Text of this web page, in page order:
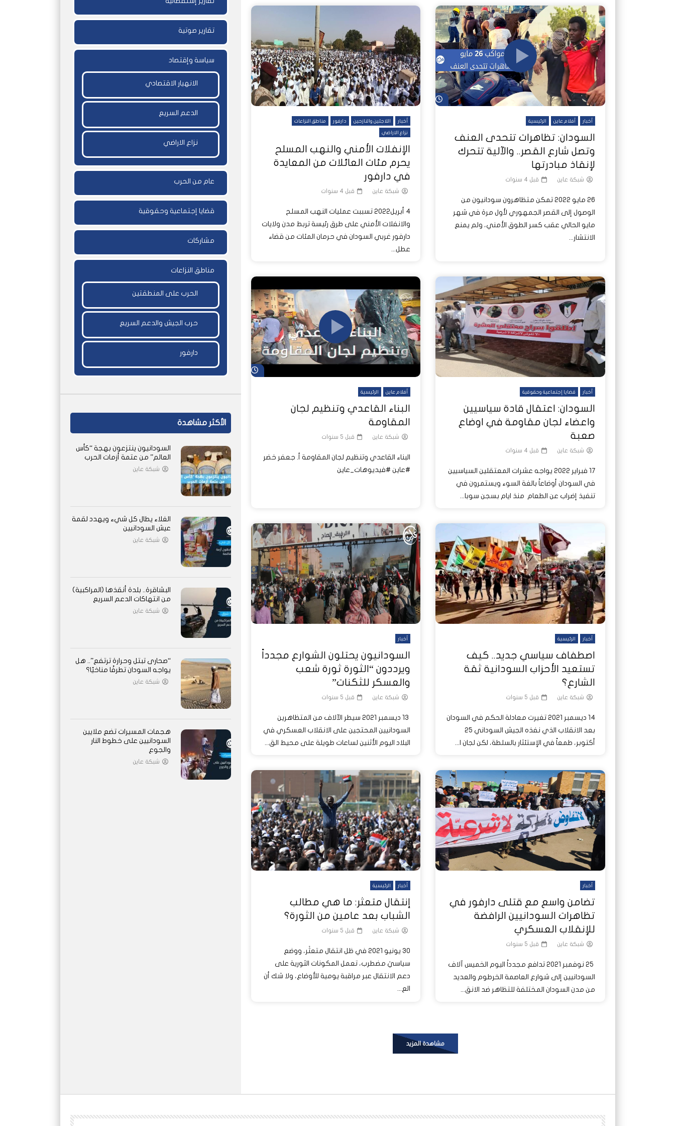
شاهد لاحقاً
أخبار أفلام عاين الرئيسية
السودان: تظاهرات تتحدى العنف
وتصل شارع القصر.. والآلية تتحرك
لإنقاذ مبادرتها
شبكة عاين قبل 4 سنوات
26 مايو 2022 تمكن متظاهرون سودانيون من
الوصول إلى القصر الجمهوري لأول مرة في شهر
مايو الحالي عقب كسر الطوق الأمني، ولم يمنع
الانتشار...
أخبار اللاجئين والنازحين دارفور مناطق النزاعات
نزاع الاراضي
الإنفلات الأمني والنهب المسلح
يحرم مئات العائلات من المعايدة
في دارفور
شبكة عاين قبل 4 سنوات
4 أبريل2022 تسببت عمليات النهب المسلح
والانفلات الأمني على طرق رئيسة تربط مدن ولايات
دارفور غربي السودان في حرمان المئات من قضاء
عطل...
أخبار قضايا إجتماعية وحقوقية
السودان: اعتقال قادة سياسيين
واعضاء لجان مقاومة في اوضاع
صعبة
شبكة عاين قبل 4 سنوات
17 فبراير 2022 يواجه عشرات المعتقلين السياسيين
في السودان أوضاعاً بالغة السوء ويستمرون في
تنفيذ إضراب عن الطعام منذ ايام بسجن سوبا...
أفلام عاين الرئيسية
البناء القاعدي وتنظيم لجان
المقاومة
شبكة عاين قبل 5 سنوات
البناء القاعدي وتنظيم لجان المقاومة أ. جعفر خضر
#عاين #فيديوهات_عاين
أخبار الرئيسية
اصطفاف سياسي جديد.. كيف
تستعيد الأحزاب السودانية ثقة
الشارع؟
شبكة عاين قبل 5 سنوات
14 ديسمبر 2021 تغيرت معادلة الحكم في السودان
بعد الانقلاب الذي نفذه الجيش السوداني 25
أكتوبر، طمعاً في الإستئثار بالسلطة، لكن لجان ا...
أخبار
السودانيون يحتلون الشوارع مجدداً
ويرددون “الثورة ثورة شعب
والعسكر للثكنات”
شبكة عاين قبل 5 سنوات
13 ديسمبر 2021 سيطر الآلاف من المتظاهرين
السودانيين المحتجين على الانقلاب العسكري في
البلاد اليوم الأثنين لساعات طويلة على محيط الق...
أخبار
تضامن واسع مع قتلى دارفور في
تظاهرات السودانيين الرافضة
للإنقلاب العسكري
شبكة عاين قبل 5 سنوات
25 نوفمبر 2021 تدافع مجدداً اليوم الخميس آلاف
السودانيين إلى شوارع العاصمة الخرطوم والعديد
من مدن السودان المختلفة للتظاهر ضد الانق...
أخبار الرئيسية
إنتقال متعثر: ما هي مطالب
الشباب بعد عامين من الثورة؟
شبكة عاين قبل 5 سنوات
30 يونيو 2021 في ظل انتقال متعثَر، ووضع
سياسيَ مضطرب، تعمل المكونات الثورية على
دعم الانتقال عبر مراقبة يومية للأوضاع، ولا شك أن
الع...
مشاهدة المزيد
تقارير صوتية
سياسة وإقتصاد
الانهيار الاقتصادي
الدعم السريع
نزاع الاراضي
عام من الحرب
قضايا إجتماعية وحقوقية
مشاركات
مناطق النزاعات
الحرب على المنطقتين
حرب الجيش والدعم السريع
دارفور
الأكثر مشاهدة
السودانيون ينتزعون بهجة “كأس
العالم” من عتمة أزمات الحرب
شبكة عاين
الغلاء يطال كل شيء ويهدد لقمة
عيش السودانيين
شبكة عاين
البشاقرة.. بلدة أنقذها (المراكبية)
من انتهاكات الدعم السريع
شبكة عاين
“صحارى تبتل وحرارة ترتفع”.. هل
يواجه السودان تطرفًا مناخيًا؟
شبكة عاين
هجمات المسيرات تضع ملايين
السودانيين على خطوط النار
والجوع
شبكة عاين